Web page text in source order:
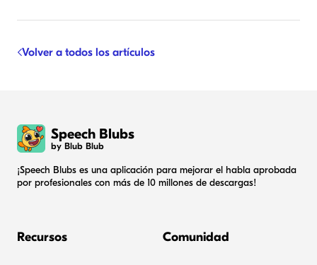
Volver a todos los artículos
Speech Blubs
by Blub Blub
¡Speech Blubs es una aplicación para mejorar el habla aprobada
por profesionales con más de 10 millones de descargas!
Recursos Comunidad